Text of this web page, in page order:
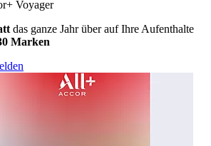
Voyager
das ganze Jahr über auf Ihre Aufenthalte
Marken